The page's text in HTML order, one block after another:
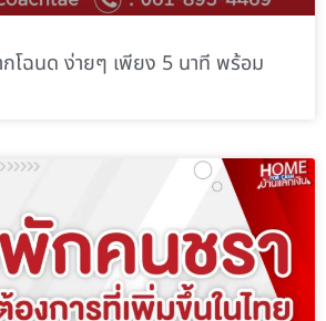
โฉนด ง่ายๆ เพียง 5 นาที พร้อม